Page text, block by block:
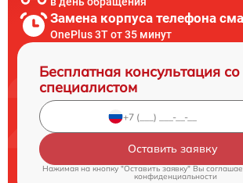
Замена корпуса телефона
OnePlus 3T от 35 минут
Бесплатная консультация со
специалистом
Оставить заявку
Нажимая на кнопку "Оставить заявку" Вы
конфиденциальности